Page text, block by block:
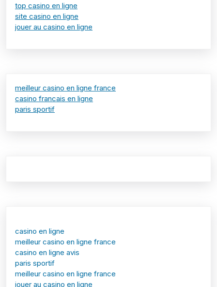
top casino en ligne
site casino en ligne
jouer au casino en ligne
meilleur casino en ligne france
casino francais en ligne
paris sportif
casino en ligne
meilleur casino en ligne france
casino en ligne avis
paris sportif
meilleur casino en ligne france
jouer au casino en ligne